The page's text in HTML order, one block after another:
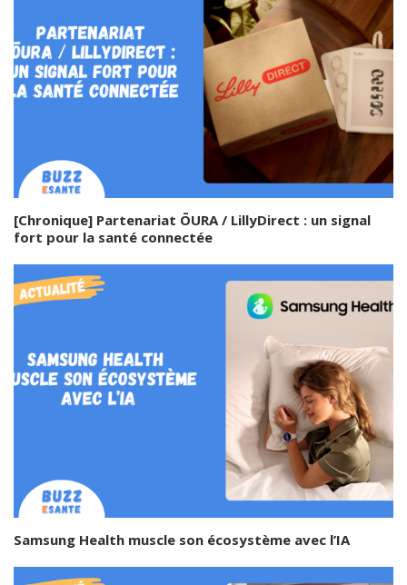
[Chronique] Partenariat ŌURA / LillyDirect : un signal
fort pour la santé connectée
Samsung Health muscle son écosystème avec l’IA